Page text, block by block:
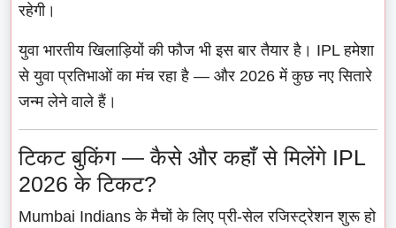
रहेगी।
युवा भारतीय खिलाड़ियों की फौज भी इस बार तैयार है। IPL हमेशा
से युवा प्रतिभाओं का मंच रहा है — और 2026 में कुछ नए सितारे
जन्म लेने वाले हैं।
टिकट बुकिंग — कैसे और कहाँ से मिलेंगे IPL
2026 के टिकट?
Mumbai Indians के मैचों के लिए प्री-सेल रजिस्ट्रेशन शुरू हो